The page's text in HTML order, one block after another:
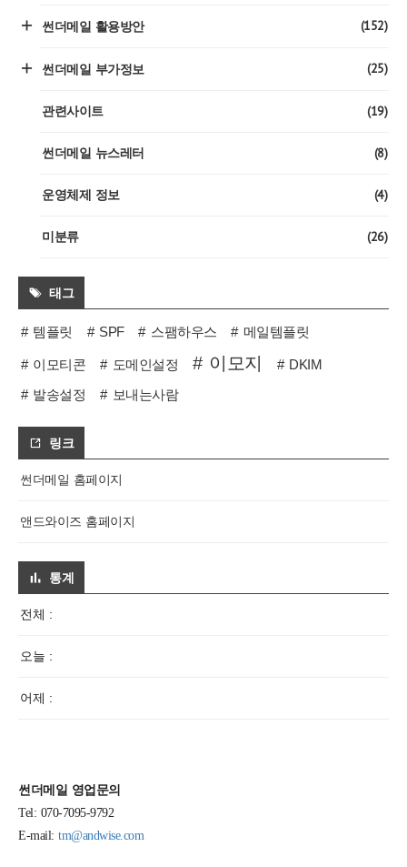
썬더메일 활용방안 (152)
썬더메일 부가정보 (25)
관련사이트 (19)
썬더메일 뉴스레터 (8)
운영체제 정보 (4)
미분류 (26)
태그
템플릿 SPF 스팸하우스 메일템플릿
이모티콘 도메인설정 이모지
DKIM
발송설정
보내는사람
링크
썬더메일 홈페이지
앤드와이즈 홈페이지
통계
전체 :
오늘 :
어제 :
썬더메일 영업문의
Tel: 070-7095-9792
E-mail: tm@andwise.com